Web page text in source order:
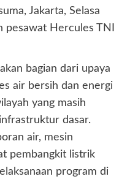
Jakarta, Selasa
Hercules TNI
bagian dari upaya
air bersih dan energi
yang masih
dasar.
air, mesin
pembangkit listrik
program di